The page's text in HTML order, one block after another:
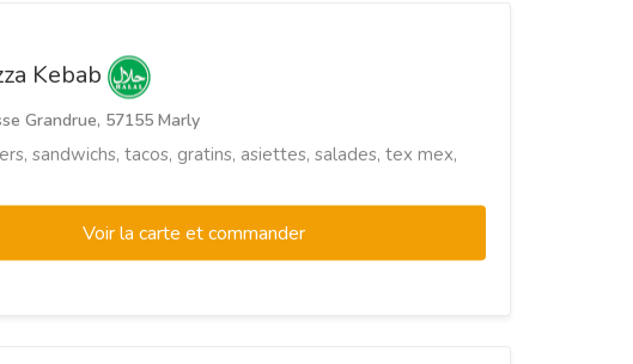
Kebab
Grandrue, 57155 Marly
sandwichs, tacos, gratins, asiettes, salades, tex mex,
Voir la carte et commander